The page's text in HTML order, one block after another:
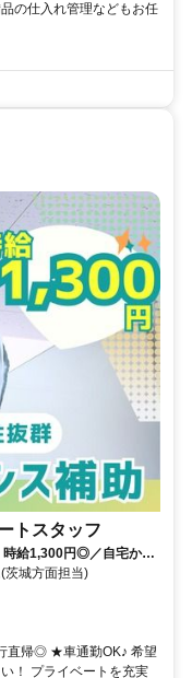
の仕入れ管理などもお任
トスタッフ
時給1,300円◎／自宅から
／専門スタッフが同行
OK！／社員登用実績あ
城方面担当)
直帰◎ ★車通勤OK♪ 希望
！ プライベートを充実